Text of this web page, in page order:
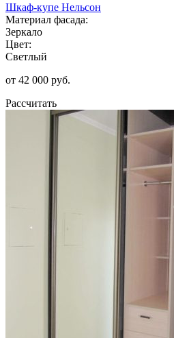
Шкаф-купе Нельсон
Материал фасада:
Зеркало
Цвет:
Светлый
от 42 000 руб.
Рассчитать